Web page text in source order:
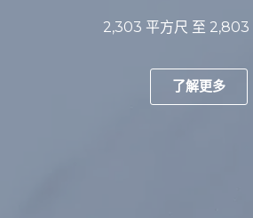
2,303 平方尺 至 2,803
了解更多